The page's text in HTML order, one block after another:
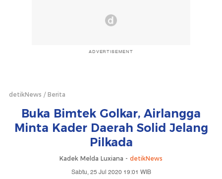
ADVERTISEMENT
detikNews Berita
Buka Bimtek Golkar, Airlangga
Minta Kader Daerah Solid Jelang
Pilkada
Kadek Melda Luxiana - detikNews
Sabtu, 25 Jul 2020 19:01 WIB